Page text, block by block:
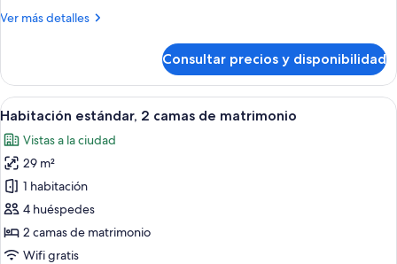
de
Ver más detalles
Más
estándar,
cama
matrimonio
grande
Consultar precios y disponibilidad
Abrir
todas
las
fotos
de
Habitación
estándar,
2
Habitación de hotel con dos camas,
9
Habitación estándar, 2 camas de matrimonio
Vistas a la ciudad
29 m²
1 habitación
4 huéspedes
2 camas de matrimonio
Wifi gratis